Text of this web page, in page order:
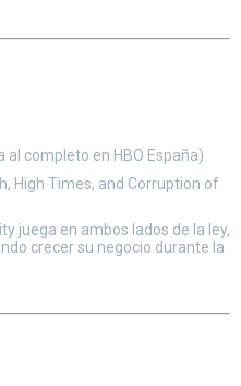
al completo en HBO España)
High Times, and Corruption of
juega en ambos lados de la ley,
crecer su negocio durante la